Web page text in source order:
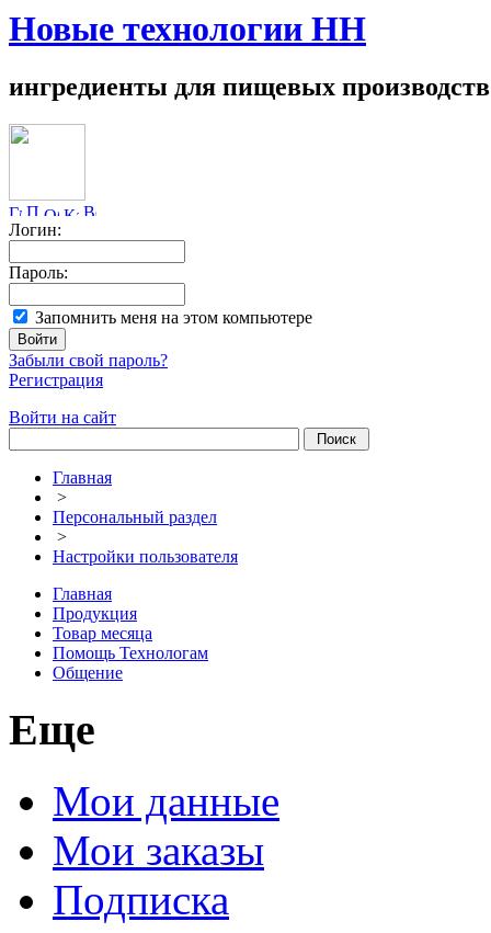
Новые технологии НН
ингредиенты для пищевых производств
Логин:
Пароль:
Запомнить меня на этом компьютере
Забыли свой пароль?
Регистрация
Войти на сайт
Главная
>
Персональный раздел
>
Настройки пользователя
Главная
Продукция
Товар месяца
Помощь Технологам
Общение
Еще
Мои данные
Мои заказы
Подписка